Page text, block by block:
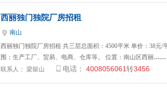
西丽独门独院厂房招租
南山
西丽独门独院厂房招租 共三层总面积：4500平米 单价：38元/
围：生产工厂、贸易、电商、仓库等。 位置：南山区西丽……
联系人： 梁留山 电话： 4008056061转3456